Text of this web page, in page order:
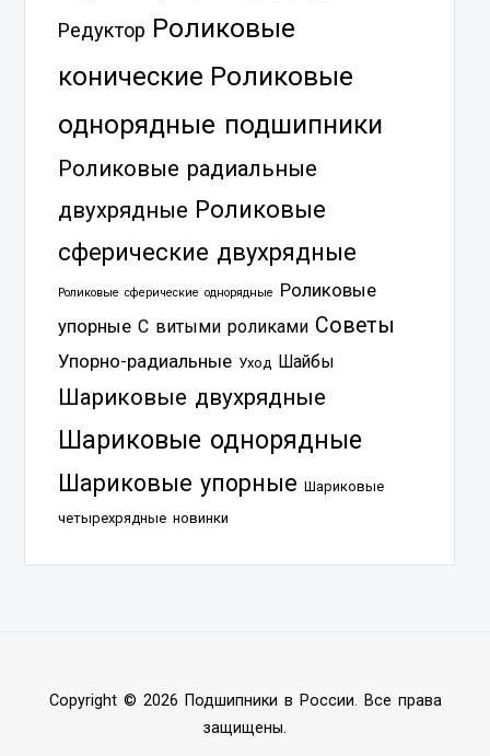
Редуктор Роликовые
конические Роликовые
однорядные подшипники
Роликовые радиальные
двухрядные Роликовые
сферические двухрядные
Роликовые сферические однорядные
Роликовые
упорные С витыми роликами Советы
Упорно-радиальные Уход Шайбы
Шариковые двухрядные
Шариковые однорядные
Шариковые упорные Шариковые
четырехрядные новинки
Copyright © 2026 Подшипники в России. Все права
защищены.